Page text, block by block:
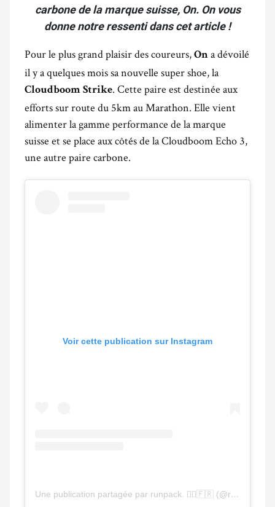
carbone de la marque suisse, On. On vous
donne notre ressenti dans cet article !
Pour le plus grand plaisir des coureurs, On a dévoilé
il y a quelques mois sa nouvelle super shoe, la
Cloudboom Strike. Cette paire est destinée aux
efforts sur route du 5km au Marathon. Elle vient
alimenter la gamme performance de la marque
suisse et se place aux côtés de la Cloudboom Echo 3,
une autre paire carbone.
Voir cette publication sur Instagram
Une publication partagée par runpack. 🏃‍♂️🇫🇷 (@runpackfr)